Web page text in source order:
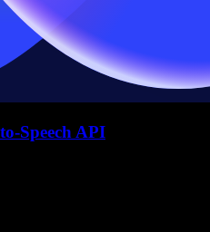
Speech API